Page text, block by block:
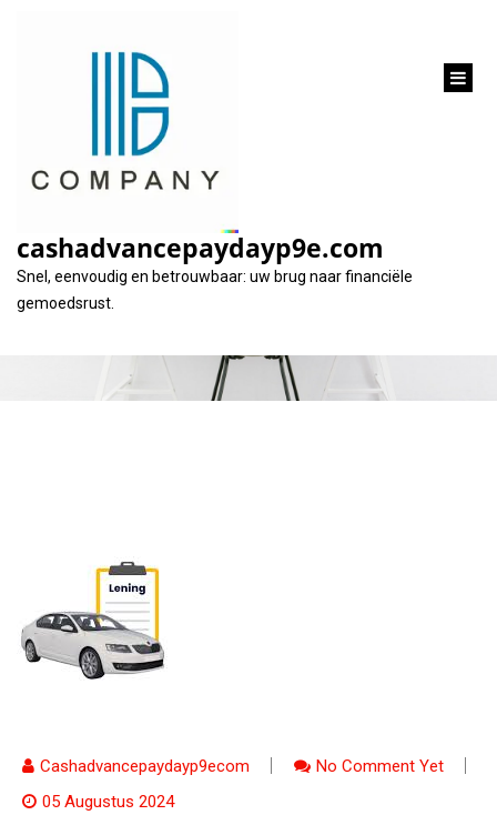
cashadvancepaydayp9e.com
Snel, eenvoudig en betrouwbaar: uw brug naar financiële
gemoedsrust.
Alles Over De Rente
bij een Auto Lening
Cashadvancepaydayp9ecom
No Comment Yet
05 Augustus 2024